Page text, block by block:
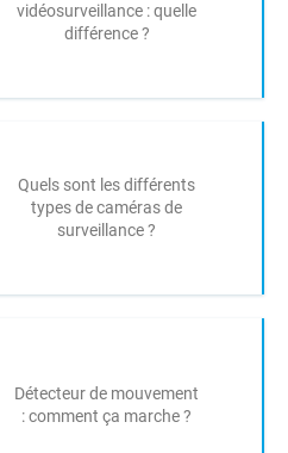
vidéosurveillance : quelle
différence ?
Quels sont les différents
types de caméras de
surveillance ?
Détecteur de mouvement
: comment ça marche ?